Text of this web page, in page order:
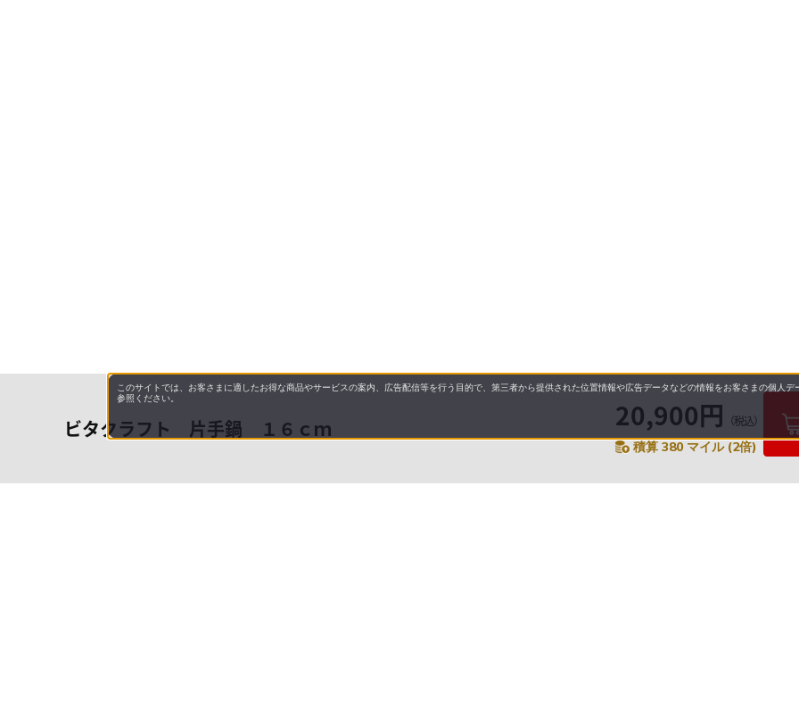
ビタクラフト 片手鍋 １６ｃｍ 20,900円 （税込）
積算 380 マイル (2倍)
このサイトでは、お客さまに適したお得な商品やサービスの案内、広告配信等を行う目的で、第三者から提供された位置情報や広告データなどの情報をお客さまの個人
参照ください。